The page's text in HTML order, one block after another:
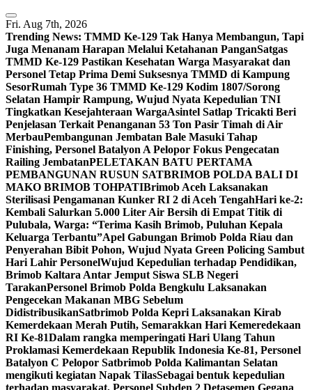
Skip
to
content
Fri. Aug 7th, 2026
Trending News: TMMD Ke-129 Tak Hanya Membangun, Tapi
Juga Menanam Harapan Melalui Ketahanan PanganSatgas
TMMD Ke-129 Pastikan Kesehatan Warga Masyarakat dan
Personel Tetap Prima Demi Suksesnya TMMD di Kampung
SesorRumah Type 36 TMMD Ke-129 Kodim 1807/Sorong
Selatan Hampir Rampung, Wujud Nyata Kepedulian TNI
Tingkatkan Kesejahteraan WargaAsintel Satlap Tricakti Beri
Penjelasan Terkait Penanganan 53 Ton Pasir Timah di Air
MerbauPembangunan Jembatan Bale Masuki Tahap
Finishing, Personel Batalyon A Pelopor Fokus Pengecatan
Railing JembatanPELETAKAN BATU PERTAMA
PEMBANGUNAN RUSUN SATBRIMOB POLDA BALI DI
MAKO BRIMOB TOHPATIBrimob Aceh Laksanakan
Sterilisasi Pengamanan Kunker RI 2 di Aceh TengahHari ke-2:
Kembali Salurkan 5.000 Liter Air Bersih di Empat Titik di
Pulubala, Warga: “Terima Kasih Brimob, Puluhan Kepala
Keluarga Terbantu”Apel Gabungan Brimob Polda Riau dan
Penyerahan Bibit Pohon, Wujud Nyata Green Policing Sambut
Hari Lahir PersonelWujud Kepedulian terhadap Pendidikan,
Brimob Kaltara Antar Jemput Siswa SLB Negeri
TarakanPersonel Brimob Polda Bengkulu Laksanakan
Pengecekan Makanan MBG Sebelum
DidistribusikanSatbrimob Polda Kepri Laksanakan Kirab
Kemerdekaan Merah Putih, Semarakkan Hari Kemeredekaan
RI Ke-81Dalam rangka memperingati Hari Ulang Tahun
Proklamasi Kemerdekaan Republik Indonesia Ke-81, Personel
Batalyon C Pelopor Satbrimob Polda Kalimantan Selatan
mengikuti kegiatan Napak TilasSebagai bentuk kepedulian
terhadap masyarakat, Personel Subden 2 Detasemen Gegana